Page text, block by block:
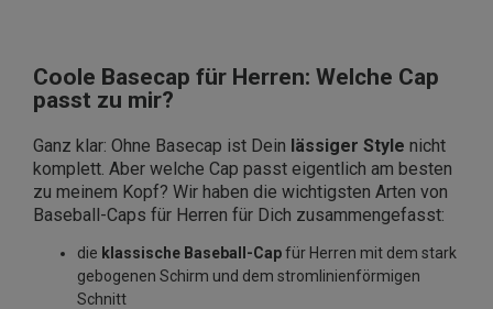
Coole Basecap für Herren: Welche Cap
passt zu mir?
Ganz klar: Ohne Basecap ist Dein lässiger Style nicht
komplett. Aber welche Cap passt eigentlich am besten
zu meinem Kopf? Wir haben die wichtigsten Arten von
Baseball-Caps für Herren für Dich zusammengefasst:
die klassische Baseball-Capfür Herren mit dem stark
gebogenen Schirm und dem stromlinienförmigen
Schnitt